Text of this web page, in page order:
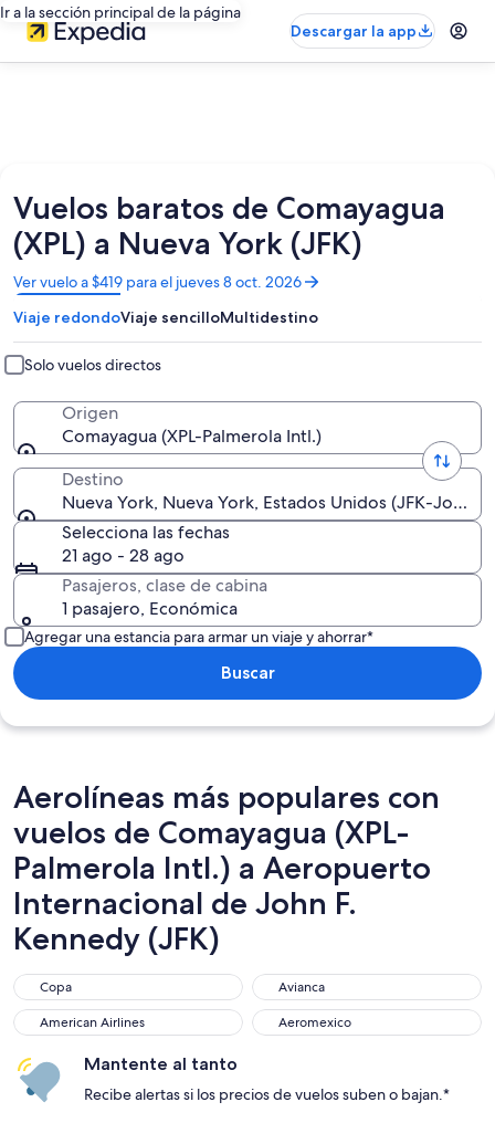
Ir a la sección principal de la página
Descargar la app
Vuelos baratos de Comayagua
(XPL) a Nueva York (JFK)
Ver vuelo a $419 para el jueves 8 oct. 2026
Se
abrirá
en
una
nueva
ventana
Viaje redondoViaje sencilloMultidestino
Solo vuelos directos
Origen
Comayagua (XPL-Palmerola Intl.)
Destino
Nueva York, Nueva York, Estados Unidos (JFK-John
Selecciona las fechas
21 ago - 28 ago
Pasajeros, clase de cabina
1 pasajero, Económica
Agregar una estancia para armar un viaje y ahorrar*
Buscar
Aerolíneas más populares con
vuelos de Comayagua (XPL-
Palmerola Intl.) a Aeropuerto
Internacional de John F.
Kennedy (JFK)
Copa
Copa Avianca
Avianca
American Airlines
American Airlines Aeromexico
Aeromexico
Mantente al tanto
Recibe alertas si los precios de vuelos suben o bajan.*